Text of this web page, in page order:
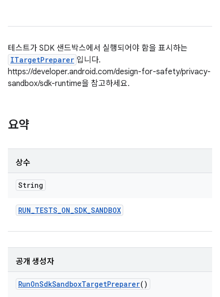
테스트가 SDK 샌드박스에서 실행되어야 함을 표시하는
ITargetPreparer 입니다.
https://developer.android.com/design-for-safety/privacy-
sandbox/sdk-runtime을 참고하세요.
요약
상수
String
RUN_TESTS_ON_SDK_SANDBOX
공개 생성자
RunOnSdkSandboxTargetPreparer()